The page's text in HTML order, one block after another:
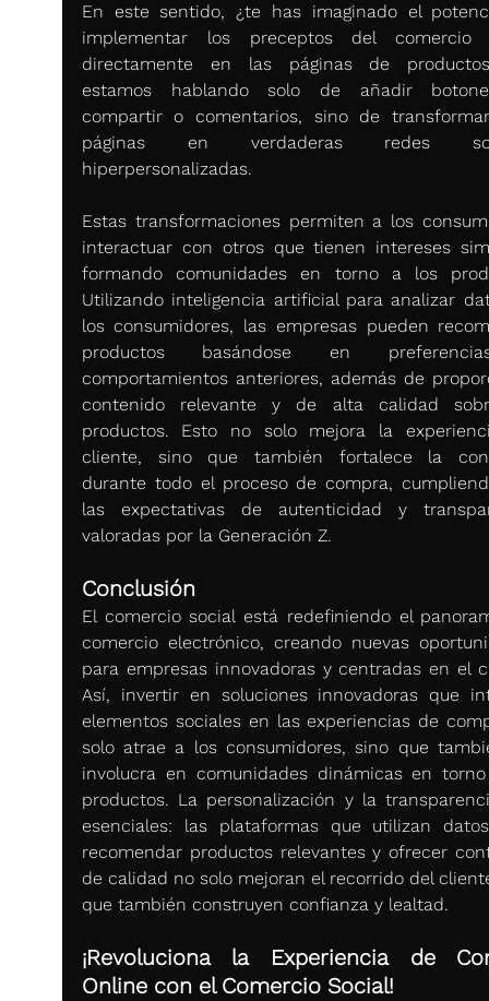
En este sentido, ¿te has imaginado el
implementar los preceptos del comercio
directamente en las páginas de
estamos hablando solo de añadir
compartir o comentarios, sino de
páginas en verdaderas redes
hiperpersonalizadas.
Estas transformaciones permiten a los
interactuar con otros que tienen intereses
formando comunidades en torno a los
Utilizando inteligencia artificial para analizar
los consumidores, las empresas pueden
productos basándose en
comportamientos anteriores, además de
contenido relevante y de alta calidad
productos. Esto no solo mejora la
cliente, sino que también fortalece la
durante todo el proceso de compra,
las expectativas de autenticidad y
valoradas por la Generación Z.
Conclusión
El comercio social está redefiniendo el
comercio electrónico, creando nuevas
para empresas innovadoras y centradas en el
Así, invertir en soluciones innovadoras que
elementos sociales en las experiencias de
solo atrae a los consumidores, sino que
involucra en comunidades dinámicas en
productos. La personalización y la
esenciales: las plataformas que utilizan
recomendar productos relevantes y ofrecer
de calidad no solo mejoran el recorrido del
que también construyen confianza y lealtad.
¡Revoluciona la Experiencia de
Online con el Comercio Social!